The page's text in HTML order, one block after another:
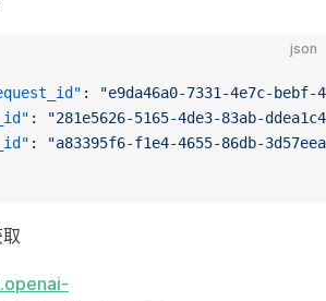
json
:
"e9da46a0-7331-4e7c-bebf-
:
"281e5626-5165-4de3-83ab-
:
"a83395f6-f1e4-4655-86db-